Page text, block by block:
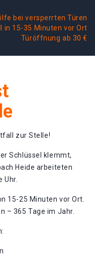
bei versperrten Türen
in 15-35 Minuten vor Ort
Türöffnung ab 30 €
zur Stelle!
Schlüssel klemmt,
Heide arbeiteten
Uhr.
15-25 Minuten vor Ort.
– 365 Tage im Jahr.